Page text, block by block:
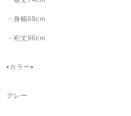
・身幅69cm
・裄丈96cm
▪カラー▪
グレー